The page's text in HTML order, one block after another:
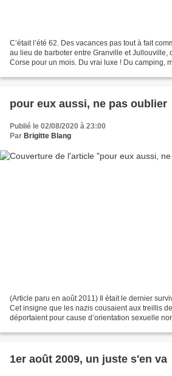
C’était l’été 62. Des vacances pas tout à fait
au lieu de barboter entre Granville et Jullouville,
Corse pour un mois. Du vrai luxe ! Du camping,
pour eux aussi, ne pas oublier
Publié le 02/08/2020 à 23:00
Par Brigitte Blang
(Article paru en août 2011) Il était le dernier
Cet insigne que les nazis cousaient aux treillis
déportaient pour cause d’orientation sexuelle
1er août 2009, un juste s'en va